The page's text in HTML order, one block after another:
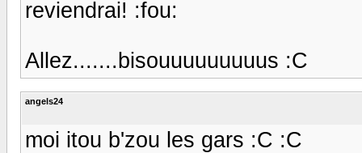
reviendrai! :fou:
Allez.......bisouuuuuuuuus :C
angels24
moi itou b'zou les gars :C :C